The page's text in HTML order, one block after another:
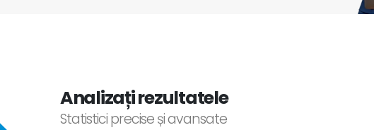
Analizați rezultatele
Statistici precise și avansate